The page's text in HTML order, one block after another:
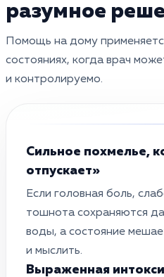
разумное
Помощь на дому
состояниях, когда врач
и контролируемо.
Сильное похмелье,
отпускает»
Если головная боль,
тошнота сохраняются
воды, а состояние
и мыслить.
Выраженная